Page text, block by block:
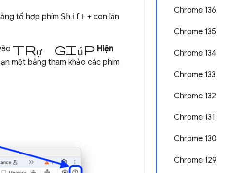
Chrome 136
Chrome 135
Chrome 134
Chrome 133
Chrome 132
Chrome 131
Chrome 130
Chrome 129
tổ hợp phím Shift + con lăn
trợ giúp Hiện
một bảng tham khảo các phím